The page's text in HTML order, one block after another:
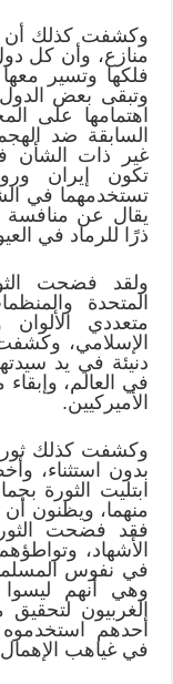
وكشفت كذلك أن
منازع، وأن كل
فلكها وتسير
وتبقى بعض
اهتمامها على
السابقة ضد
غير ذات الشأن
تكون إيران
تستخدمهما في
يقال عن منافسة
ذرًا للرماد في
ولقد فضحت
المتحدة
متعددي الألوان
الإسلامي،
دنيئة في يد
في العالم، وإبقاء
الأميركيين.
وكشفت كذلك
بدون استثناء،
ابتليت الثورة
منهما، ويظنون
فقد فضحت
الأشهاد،
في نفوس
وهي أنهم ليسوا
الغربيون
أحدهم
في غياهب